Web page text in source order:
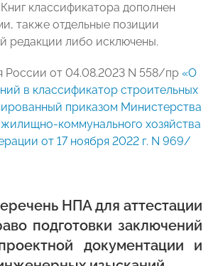
классификатора дополнен
также отдельные позиции
редакции либо исключены.
России от 04.08.2023 N 558/пр «О
в классификатор строительных
приказом Министерства
коммунального хозяйства
от 17 ноября 2022 г. N 969/
НПА для аттестации
подготовки заключений
документации и